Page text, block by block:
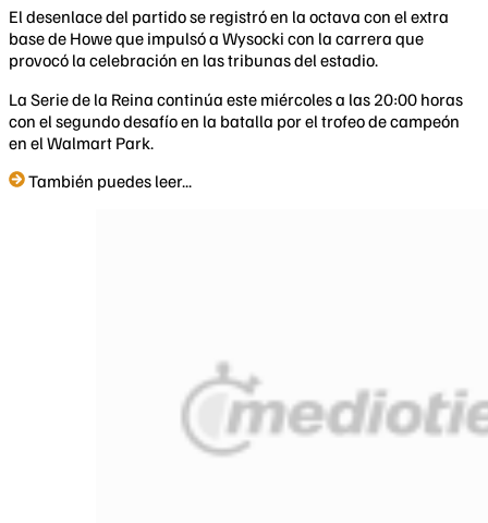
El desenlace del partido se registró en la octava con el extra
base de Howe que impulsó a Wysocki con la carrera que
provocó la celebración en las tribunas del estadio.
La Serie de la Reina continúa este miércoles a las 20:00 horas
con el segundo desafío en la batalla por el trofeo de campeón
en el Walmart Park.
También puedes leer...